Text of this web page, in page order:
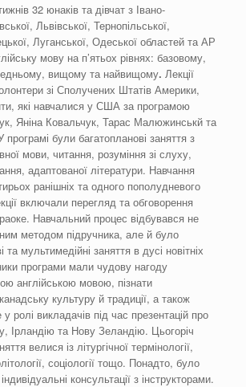
32 юнаків та дівчат з Івано-
Львівської, Тернопільської,
Луганської, Одеської областей та АР
мову на п’ятьох рівнях: базовому,
вищому та найвищому. Лекції
зі Сполучених Штатів Америки,
які навчалися у США за програмою
Яніна Ковальчук, Тарас Малюжинськй та
програмі були багатопланові заняття з
мови, читання, розуміння зі слуху,
адаптованої літератури. Навчання
ранішніх та одного пополудневого
включали перегляд та обговорення
Навчальний процес відбувався не
методом підручника, але й було
та мультимедійні заняття в дусі новітніх
програми мали чудову нагоду
англійською мовою, пізнати
культуру й традиції, а також
ролі викладачів під час презентацій про
Ірландію та Нову Зеландію. Цьогоріч
велися із літургічної термінології,
соціології тощо. Понадто, було
консультації з інструкторами.